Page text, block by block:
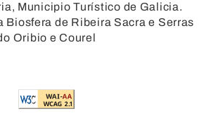
Municipio Turístico de Galicia.
Biosfera de Ribeira Sacra e Serras
Oribio e Courel